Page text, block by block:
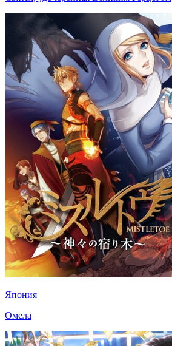
Япония
Омела